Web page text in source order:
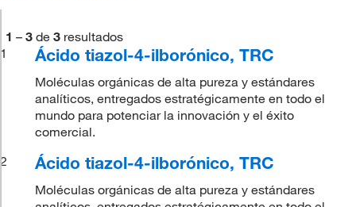
1 – 3 de 3 resultados
1
Ácido tiazol-4-ilborónico, TRC
Moléculas orgánicas de alta pureza y estándares
analíticos, entregados estratégicamente en todo el
mundo para potenciar la innovación y el éxito
comercial.
2
Ácido tiazol-4-ilborónico, TRC
Moléculas orgánicas de alta pureza y estándares